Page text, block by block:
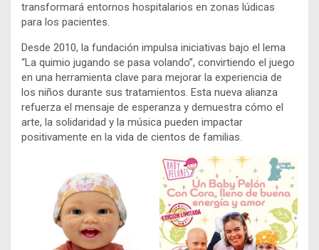
transformará entornos hospitalarios en zonas lúdicas
para los pacientes.
Desde 2010, la fundación impulsa iniciativas bajo el lema
“La quimio jugando se pasa volando”, convirtiendo el juego
en una herramienta clave para mejorar la experiencia de
los niños durante sus tratamientos. Esta nueva alianza
refuerza el mensaje de esperanza y demuestra cómo el
arte, la solidaridad y la música pueden impactar
positivamente en la vida de cientos de familias.